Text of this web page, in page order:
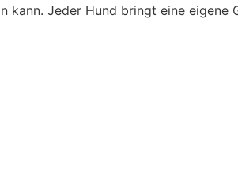
kann. Jeder Hund bringt eine